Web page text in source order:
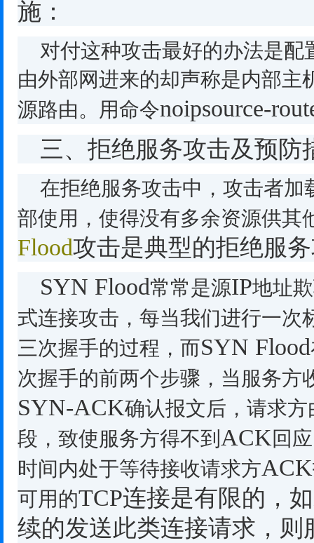
施：
对付这种攻击最好的办法是
由外部网进来的却声称是内部主
源路由。用命令noipsource-
三、拒绝服务攻击及预防
在拒绝服务攻击中，攻击者
部使用，使得没有多余资源供其
Flood攻击是典型的拒绝服
SYN Flood常常是源IP地址
式连接攻击，每当我们进行一次
三次握手的过程，而SYN Flood
次握手的前两个步骤，当服务方
SYN-ACK确认报文后，请求
段，致使服务方得不到 ACK回
时间内处于等待接收请求方ACK
可用的TCP连接是有限的，
续的发送此类连接请求，则